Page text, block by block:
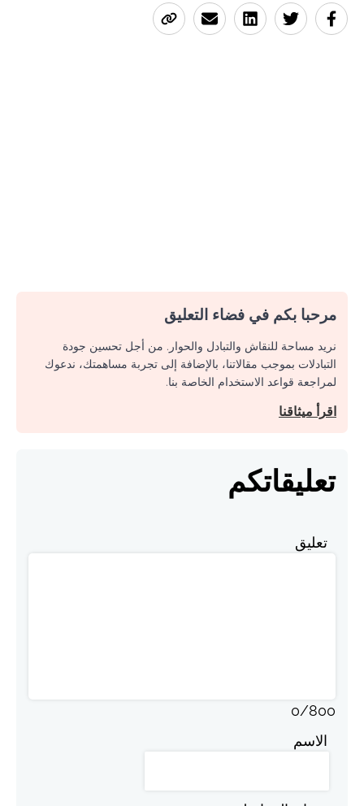
مرحبا بكم في فضاء التعليق
نريد مساحة للنقاش والتبادل والحوار. من أجل تحسين جودة
التبادلات بموجب مقالاتنا، بالإضافة إلى تجربة مساهمتك، ندعوك
لمراجعة قواعد الاستخدام الخاصة بنا.
اقرأ ميثاقنا
تعليقاتكم
تعليق
0/800
الاسم